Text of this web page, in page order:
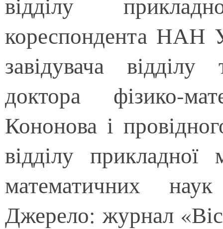
кореспондента НАН
завідувача
доктора фізико-
Кононова і
відділу прикладної
математичних
Джерело: журнал